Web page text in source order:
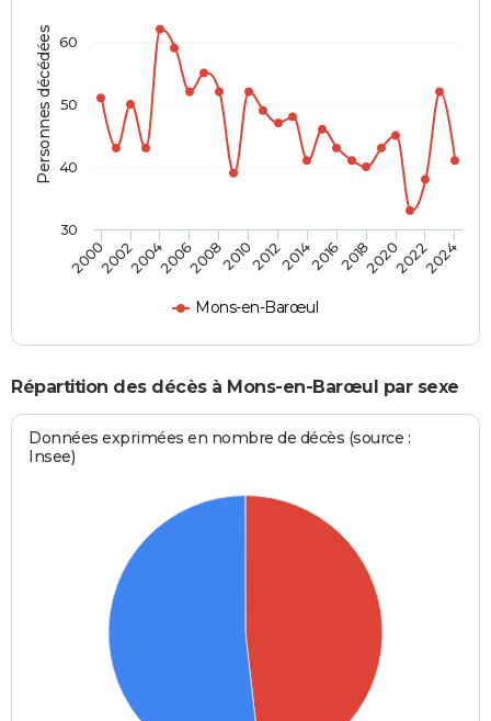
Personnes décédées
Mons-en-Barœul
2000200220042006200820102012201420162018202020222024
30
40
50
60
Répartition des décès à Mons-en-Barœul par sexe
Données exprimées en nombre de décès (source :
Insee)